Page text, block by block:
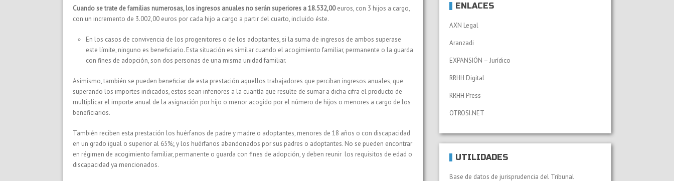
Cuando se trate de familias numerosas, los ingresos anuales no serán superiores a 18.532,00euros, con 3 hijos a cargo,
con un incremento de 3.002,00 euros por cada hijo a cargo a partir del cuarto, incluido éste.
En los casos de convivencia de los progenitores o de los adoptantes, si la suma de ingresos de ambos superase
este límite, ninguno es beneficiario. Esta situación es similar cuando el acogimiento familiar, permanente o la guarda
con fines de adopción, son dos personas de una misma unidad familiar.
Asimismo, también se pueden beneficiar de esta prestación aquellos trabajadores que perciban ingresos anuales, que
superando los importes indicados, estos sean inferiores a la cuantía que resulte de sumar a dicha cifra el producto de
multiplicar el importe anual de la asignación por hijo o menor acogido por el número de hijos o menores a cargo de los
beneficiarios.
También reciben esta prestación los huérfanos de padre y madre o adoptantes, menores de 18 años o con discapacidad
en un grado igual o superior al 65%;, y los huérfanos abandonados por sus padres o adoptantes. No se pueden encontrar
en régimen de acogimiento familiar, permanente o guarda con fines de adopción, y deben reunir los requisitos de edad o
discapacidad ya mencionados.
ENLACES
AXN Legal
Aranzadi
EXPANSIÓN – Jurídico
RRHH Digital
RRHH Press
OTROSI.NET
UTILIDADES
Base de datos de jurisprudencia del Tribunal